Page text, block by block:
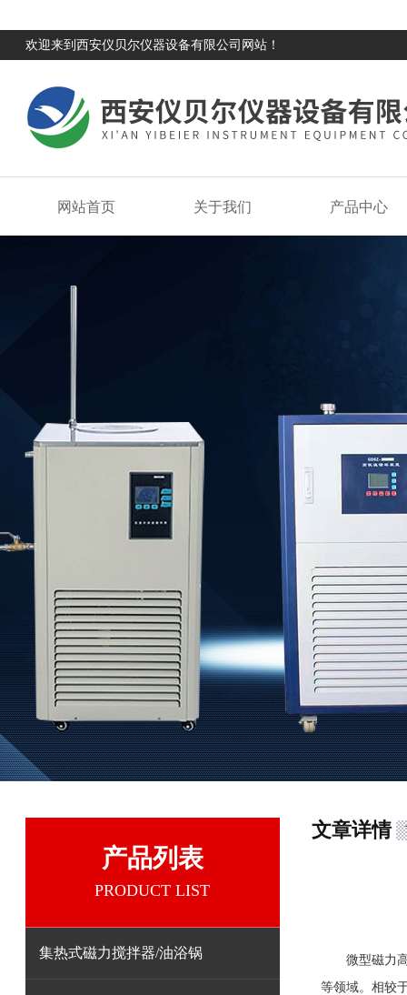
欢迎来到西安仪贝尔仪器设备有限公司网站！
网站首页 关于我们 产品中心
文章详情
微型磁力高
等领域。相较
产品列表
PRODUCT LIST
集热式磁力搅拌器/油浴锅